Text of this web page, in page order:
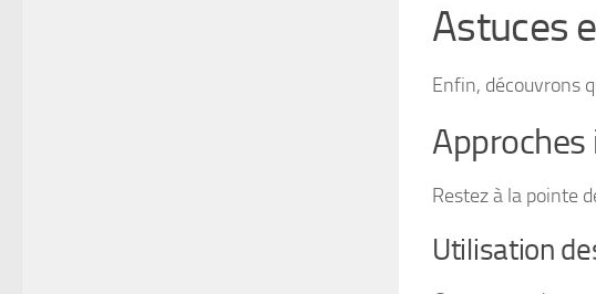
Astuces
Enfin, découvrons
Restez à la pointe
Utilisation